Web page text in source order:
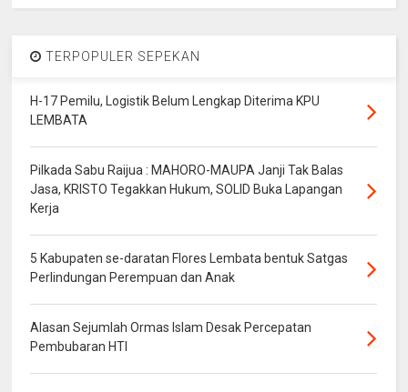
TERPOPULER SEPEKAN
H-17 Pemilu, Logistik Belum Lengkap Diterima KPU
LEMBATA
Pilkada Sabu Raijua : MAHORO-MAUPA Janji Tak Balas
Jasa, KRISTO Tegakkan Hukum, SOLID Buka Lapangan
Kerja
5 Kabupaten se-daratan Flores Lembata bentuk Satgas
Perlindungan Perempuan dan Anak
Alasan Sejumlah Ormas Islam Desak Percepatan
Pembubaran HTI